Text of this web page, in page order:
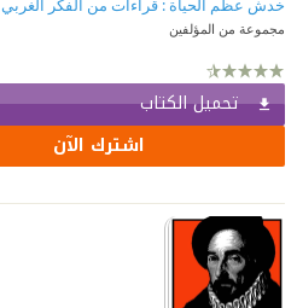
خدش عظم الحياة : قراءات من الفكر الغربي
مجموعة من المؤلفين
تحميل الكتاب
اشترك الآن